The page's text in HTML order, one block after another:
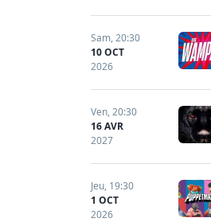
Sam,20:30
10 OCT
2026
Ven,20:30
16 AVR
2027
Jeu, 19:30
1 OCT
2026